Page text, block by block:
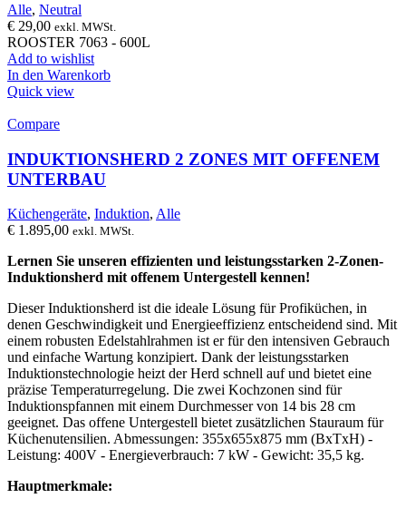
Alle, Neutral
€ 29,00 exkl. MWSt.
ROOSTER 7063 - 600L
Add to wishlist
In den Warenkorb
Quick view
Compare
INDUKTIONSHERD 2 ZONES MIT OFFENEM
UNTERBAU
Küchengeräte, Induktion, Alle
€ 1.895,00 exkl. MWSt.
Lernen Sie unseren effizienten und leistungsstarken 2-Zonen-
Induktionsherd mit offenem Untergestell kennen!
Dieser Induktionsherd ist die ideale Lösung für Profiküchen, in
denen Geschwindigkeit und Energieeffizienz entscheidend sind. Mit
einem robusten Edelstahlrahmen ist er für den intensiven Gebrauch
und einfache Wartung konzipiert. Dank der leistungsstarken
Induktionstechnologie heizt der Herd schnell auf und bietet eine
präzise Temperaturregelung. Die zwei Kochzonen sind für
Induktionspfannen mit einem Durchmesser von 14 bis 28 cm
geeignet. Das offene Untergestell bietet zusätzlichen Stauraum für
Küchenutensilien. Abmessungen: 355x655x875 mm (BxTxH) -
Leistung: 400V - Energieverbrauch: 7 kW - Gewicht: 35,5 kg.
Hauptmerkmale: